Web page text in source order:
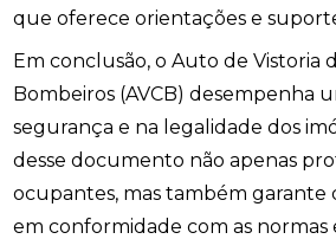
que oferece orientações e
Em conclusão, o Auto de Vistoria
Bombeiros (AVCB) desempenha
segurança e na legalidade dos
desse documento não apenas
ocupantes, mas também garante
em conformidade com as normas